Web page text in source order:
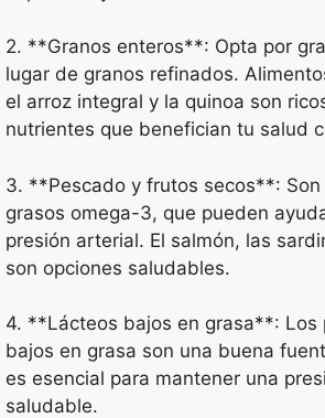
2. **Granos enteros**: Opta por
lugar de granos refinados.
el arroz integral y la quinoa son
nutrientes que benefician tu salud
3. **Pescado y frutos secos**: Son
grasos omega-3, que pueden
presión arterial. El salmón, las
son opciones saludables.
4. **Lácteos bajos en grasa**: Los
bajos en grasa son una buena
es esencial para mantener una
saludable.